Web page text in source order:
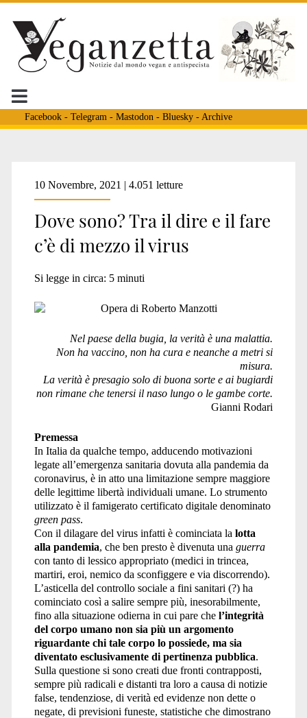
Facebook- Telegram - Mastodon - Bluesky- Archive
Tag:
<span>autogestione
corpo</span>
10 Novembre, 2021 | 4.051 letture
Dove sono? Tra il dire e il fare
c’è di mezzo il virus
Si legge in circa: 5 minuti
Nel paese della bugia, la verità è una malattia.
Non ha vaccino, non ha cura e neanche a metri si
misura.
La verità è presagio solo di buona sorte e ai bugiardi
non rimane che tenersi il naso lungo o le gambe corte.
Gianni Rodari
Premessa
In Italia da qualche tempo, adducendo motivazioni
legate all’emergenza sanitaria dovuta alla pandemia da
coronavirus, è in atto una limitazione sempre maggiore
delle legittime libertà individuali umane. Lo strumento
utilizzato è il famigerato certificato digitale denominato
green pass.
Con il dilagare del virus infatti è cominciata la lotta
alla pandemia, che ben presto è divenuta una guerra
con tanto di lessico appropriato (medici in trincea,
martiri, eroi, nemico da sconfiggere e via discorrendo).
L’asticella del controllo sociale a fini sanitari (?) ha
cominciato così a salire sempre più, inesorabilmente,
fino alla situazione odierna in cui pare che l’integrità
del corpo umano non sia più un argomento
riguardante chi tale corpo lo possiede, ma sia
diventato esclusivamente di pertinenza pubblica.
Sulla questione si sono creati due fronti contrapposti,
sempre più radicali e distanti tra loro a causa di notizie
false, tendenziose, di verità ed evidenze non dette o
negate, di previsioni funeste, statistiche che dimostrano